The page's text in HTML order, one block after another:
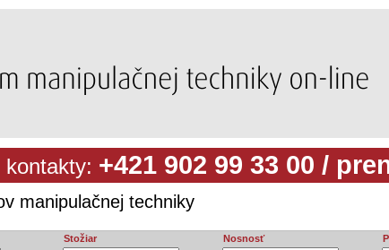
manipulačnej techniky
Stožiar Nosnosť
Vysokozdvižné vozíky Mapa serveru
kontakty: +421 902 99 33 00 /